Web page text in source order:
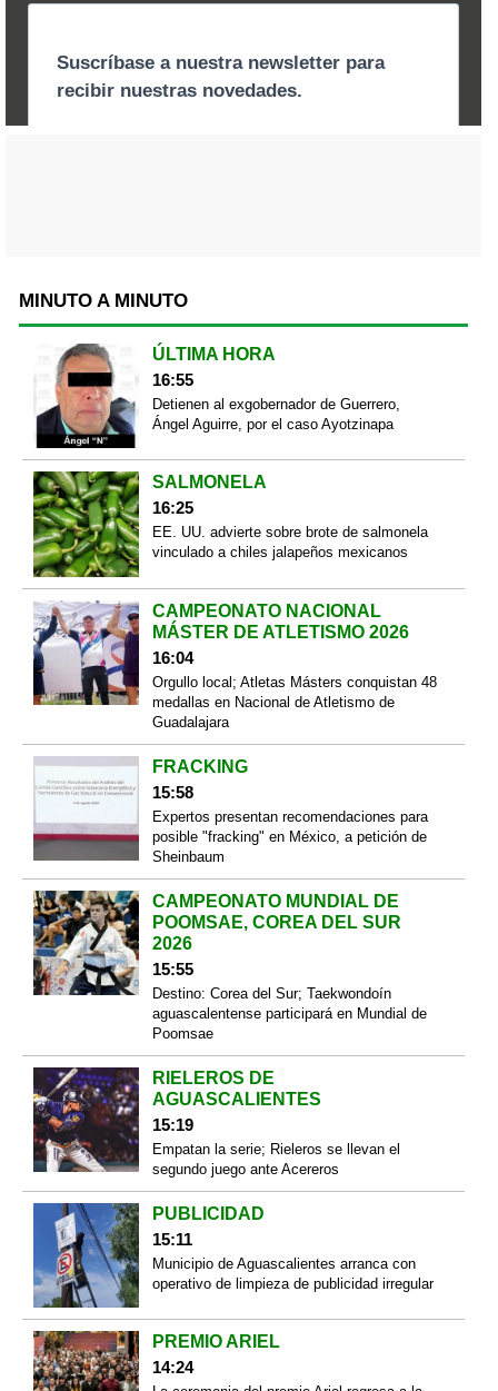
MINUTO A MINUTO
ÚLTIMA HORA
16:55
Detienen al exgobernador de Guerrero,
Ángel Aguirre, por el caso Ayotzinapa
SALMONELA
16:25
EE. UU. advierte sobre brote de salmonela
vinculado a chiles jalapeños mexicanos
CAMPEONATO NACIONAL
MÁSTER DE ATLETISMO 2026
16:04
Orgullo local; Atletas Másters conquistan 48
medallas en Nacional de Atletismo de
Guadalajara
FRACKING
15:58
Expertos presentan recomendaciones para
posible "fracking" en México, a petición de
Sheinbaum
CAMPEONATO MUNDIAL DE
POOMSAE, COREA DEL SUR
2026
15:55
Destino: Corea del Sur; Taekwondoín
aguascalentense participará en Mundial de
Poomsae
RIELEROS DE
AGUASCALIENTES
15:19
Empatan la serie; Rieleros se llevan el
segundo juego ante Acereros
PUBLICIDAD
15:11
Municipio de Aguascalientes arranca con
operativo de limpieza de publicidad irregular
PREMIO ARIEL
14:24